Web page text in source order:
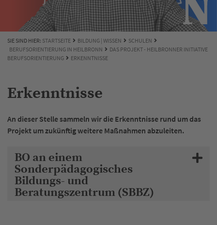
SIE SIND HIER: STARTSEITE BILDUNG | WISSEN
SCHULEN
BERUFSORIENTIERUNG IN HEILBRONN
DAS PROJEKT - HEILBRONNER INITIATIVE
BERUFSORIENTIERUNG
ERKENNTNISSE
Erkenntnisse
An dieser Stelle sammeln wir die Erkenntnisse rund um das
Projekt um zukünftig weitere Maßnahmen abzuleiten.
BO an einem
Sonderpädagogisches
Bildungs- und
Beratungszentrum (SBBZ)